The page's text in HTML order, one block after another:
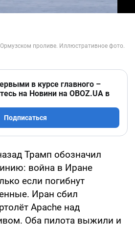
в курсе главного –
на Новини на OBOZ.UA в
Подписаться
Трамп обозначил
война в Иране
если погибнут
Иран сбил
Apache над
Оба пилота выжили и